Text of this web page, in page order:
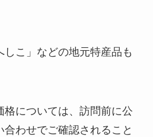
しこ」などの地元特産品も
については、訪問前に公
わせでご確認されること